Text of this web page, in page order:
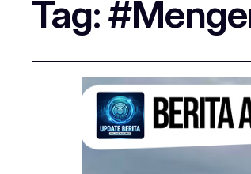
Tag: